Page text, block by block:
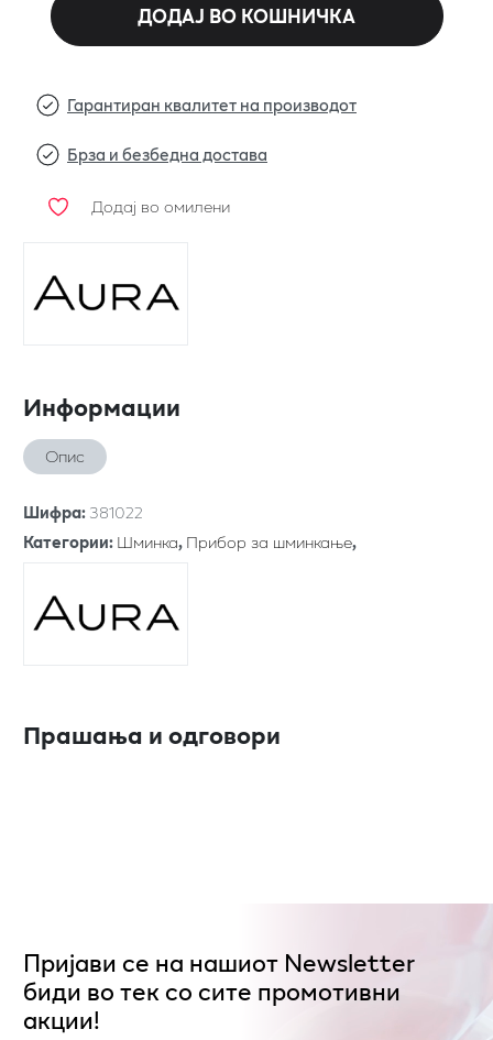
ДОДАЈ ВО КОШНИЧКА
Гарантиран квалитет на производот
Брза и безбедна достава
Додај во омилени
Информации
Опис
Шифра:381022
Категории:Шминка,Прибор за шминкање,
Прашања и одговори
Пријави се на нашиот Newsletter
биди во тек со сите промотивни
акции!